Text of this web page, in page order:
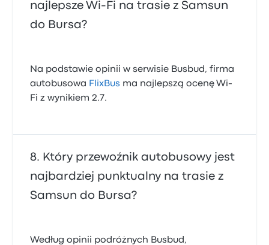
najlepsze Wi‑Fi na trasie z Samsun
do Bursa?
Na podstawie opinii w serwisie Busbud, firma
autobusowa FlixBus ma najlepszą ocenę Wi-
Fi z wynikiem 2.7.
Który przewoźnik autobusowy jest
najbardziej punktualny na trasie z
Samsun do Bursa?
Według opinii podróżnych Busbud,